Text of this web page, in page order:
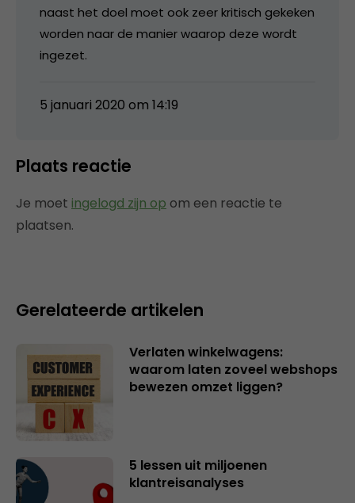
naast het doel moet ook zeer kritisch gekeken
worden naar de manier waarop deze wordt
ingezet.
5 januari 2020 om 14:19
Plaats reactie
Je moet ingelogd zijn op om een reactie te
plaatsen.
Gerelateerde artikelen
Verlaten winkelwagens:
waarom laten zoveel webshops
bewezen omzet liggen?
5 lessen uit miljoenen
klantreisanalyses